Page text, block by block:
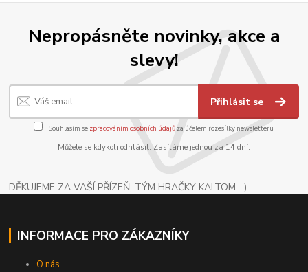
Nepropásněte novinky, akce a
slevy!
Přihlásit se
Souhlasím se zpracováním osobních údajůza účelem rozesílky newsletteru.
Můžete se kdykoli odhlásit. Zasíláme jednou za 14 dní.
DĚKUJEME ZA VAŠÍ PŘÍZEŇ, TÝM HRAČKY KALTOM .-)
INFORMACE PRO ZÁKAZNÍKY
O nás